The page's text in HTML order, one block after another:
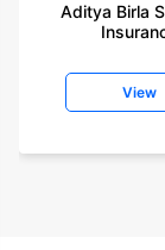
years of age,
insurance for an 18
diseases, cover upto
old male, non-
Aditya Birla
View